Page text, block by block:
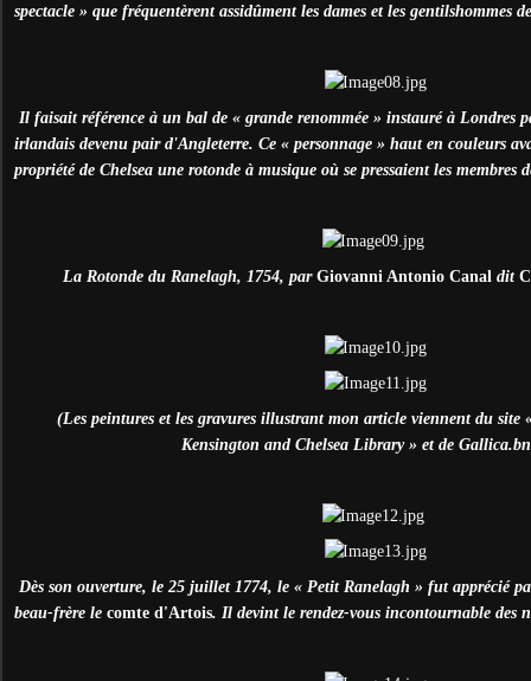
spectacle » que fréquentèrent assidûment les dames et les gentilshommes
Il faisait référence à un bal de « grande renommée » instauré à Londres
irlandais devenu pair d'Angleterre. Ce « personnage » haut en couleurs
propriété de Chelsea une rotonde à musique où se pressaient les membres
La Rotonde du Ranelagh, 1754, parGiovanni Antonio Canaldit
(Les peintures et les gravures illustrant mon article viennent du site
Kensington and Chelsea Library » et de
Dès son ouverture, le 25 juillet 1774, le « Petit Ranelagh » fut apprécié
beau-frère le comte d'Artois. Il devint le rendez-vous incontournable des